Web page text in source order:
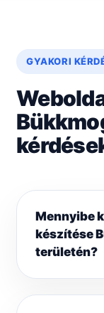
GYAKORI
Mennyibe
készítése
területén?